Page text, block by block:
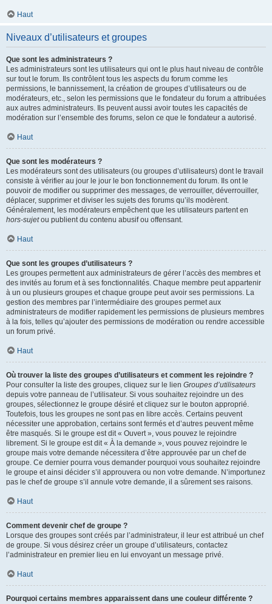
Haut
Niveaux d’utilisateurs et groupes
Que sont les administrateurs ?
Les administrateurs sont les utilisateurs qui ont le plus haut niveau de contrôle
sur tout le forum. Ils contrôlent tous les aspects du forum comme les
permissions, le bannissement, la création de groupes d’utilisateurs ou de
modérateurs, etc., selon les permissions que le fondateur du forum a attribuées
aux autres administrateurs. Ils peuvent aussi avoir toutes les capacités de
modération sur l’ensemble des forums, selon ce que le fondateur a autorisé.
Haut
Que sont les modérateurs ?
Les modérateurs sont des utilisateurs (ou groupes d’utilisateurs) dont le travail
consiste à vérifier au jour le jour le bon fonctionnement du forum. Ils ont le
pouvoir de modifier ou supprimer des messages, de verrouiller, déverrouiller,
déplacer, supprimer et diviser les sujets des forums qu’ils modèrent.
Généralement, les modérateurs empêchent que les utilisateurs partent en
hors-sujetou publient du contenu abusif ou offensant.
Haut
Que sont les groupes d’utilisateurs ?
Les groupes permettent aux administrateurs de gérer l’accès des membres et
des invités au forum et à ses fonctionnalités. Chaque membre peut appartenir
à un ou plusieurs groupes et chaque groupe peut avoir ses permissions. La
gestion des membres par l’intermédiaire des groupes permet aux
administrateurs de modifier rapidement les permissions de plusieurs membres
à la fois, telles qu’ajouter des permissions de modération ou rendre accessible
un forum privé.
Haut
Où trouver la liste des groupes d’utilisateurs et comment les rejoindre ?
Pour consulter la liste des groupes, cliquez sur le lien Groupes d’utilisateurs
depuis votre panneau de l’utilisateur. Si vous souhaitez rejoindre un des
groupes, sélectionnez le groupe désiré et cliquez sur le bouton approprié.
Toutefois, tous les groupes ne sont pas en libre accès. Certains peuvent
nécessiter une approbation, certains sont fermés et d’autres peuvent même
être masqués. Si le groupe est dit « Ouvert », vous pouvez le rejoindre
librement. Si le groupe est dit « À la demande », vous pouvez rejoindre le
groupe mais votre demande nécessitera d’être approuvée par un chef de
groupe. Ce dernier pourra vous demander pourquoi vous souhaitez rejoindre
le groupe et ainsi décider s’il approuvera ou non votre demande. N’importunez
pas le chef de groupe s’il annule votre demande, il a sûrement ses raisons.
Haut
Comment devenir chef de groupe ?
Lorsque des groupes sont créés par l’administrateur, il leur est attribué un chef
de groupe. Si vous désirez créer un groupe d’utilisateurs, contactez
l’administrateur en premier lieu en lui envoyant un message privé.
Haut
Pourquoi certains membres apparaissent dans une couleur différente ?